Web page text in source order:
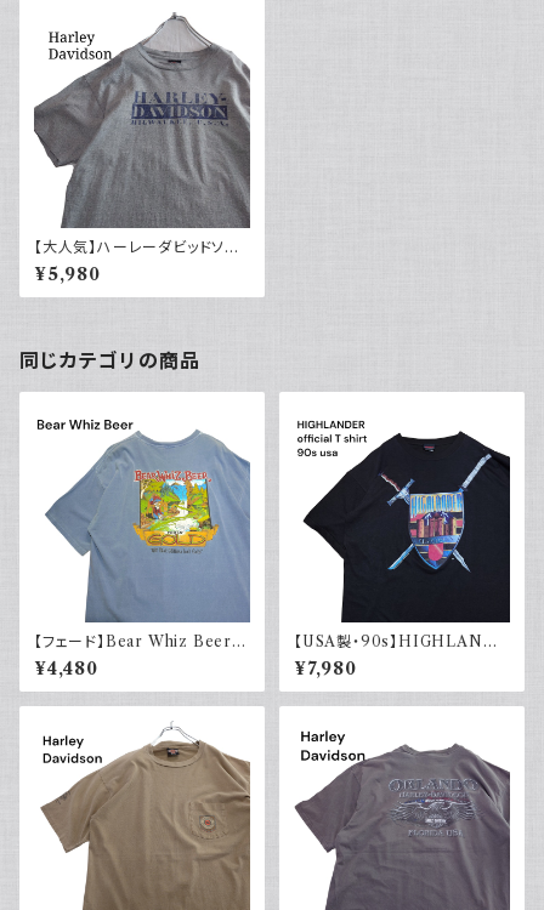
【大人気】ハーレーダビッドソン
プリントTシャツ イーグル グレ
ー デカロゴ
¥5,980
同じカテゴリの商品
【フェード】Bear Whiz Beer
プリントTシャツ 両面プリント バ
ックプリント 古着 XL COMFO
RT COLORS コンフォートカラ
¥4,480
【USA製・90s】HIGHLANDE
R 悪魔の戦士 オフィシャルTシ
ャツ
¥7,980